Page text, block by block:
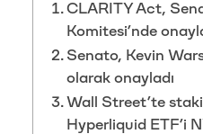
CLARITY Act,
Komitesi’nde
Senato, Kevin
olarak onayladı
Wall Street’te
Hyperliquid ETF’i